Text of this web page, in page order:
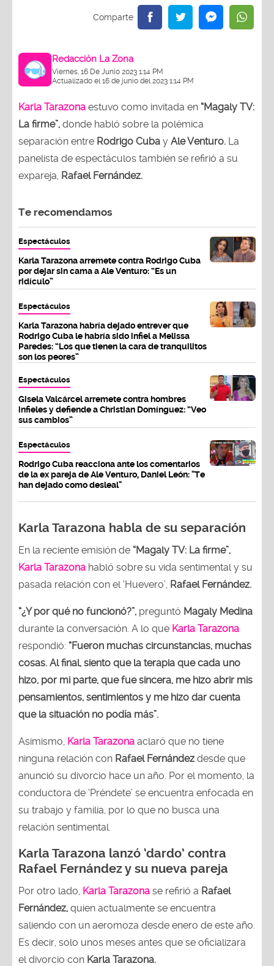
Redacción La Zona
Viernes, 16 De Junio 2023 1:14 PM
Actualizado el 16 de junio del 2023 1:14 PM
Karla Tarazona estuvo como invitada en “Magaly TV:
La firme”, donde habló sobre la polémica
separación entre Rodrigo Cuba y Ale Venturo. La
panelista de espectáculos también se refirió a su
expareja, Rafael Fernández.
Te recomendamos
Espectáculos
Karla Tarazona arremete contra Rodrigo Cuba
por dejar sin cama a Ale Venturo: “Es un
ridículo”
Espectáculos
Karla Tarazona habría dejado entrever que
Rodrigo Cuba le habría sido infiel a Melissa
Paredes: “Los que tienen la cara de tranquilitos
son los peores”
Espectáculos
Gisela Valcárcel arremete contra hombres
infieles y defiende a Christian Domínguez: “Veo
sus cambios”
Espectáculos
Rodrigo Cuba reacciona ante los comentarios
de la ex pareja de Ale Venturo, Daniel León: "Te
han dejado como desleal"
Karla Tarazona habla de su separación
En la reciente emisión de “Magaly TV: La firme”,
Karla Tarazona habló sobre su vida sentimental y su
pasada relación con el ‘Huevero’, Rafael Fernández.
“¿Y por qué no funcionó?”, preguntó Magaly Medina
durante la conversación. A lo que Karla Tarazona
respondió: “Fueron muchas circunstancias, muchas
cosas. Al final, siento que la terapia que cada uno
hizo, por mi parte, que fue sincera, me hizo abrir mis
pensamientos, sentimientos y me hizo dar cuenta
que la situación no podía más”.
Asimismo, Karla Tarazona aclaró que no tiene
ninguna relación con Rafael Fernández desde que
anunció su divorcio hace un año. Por el momento, la
conductora de ‘Préndete’ se encuentra enfocada en
su trabajo y familia, por lo que no busca una
relación sentimental.
Karla Tarazona lanzó ‘dardo’ contra
Rafael Fernández y su nueva pareja
Por otro lado, Karla Tarazona se refirió a Rafael
Fernández, quien actualmente se encuentra
saliendo con un aeromoza desde enero de este año.
Es decir, solo unos meses antes que se oficializara
el divorcio con Karla Tarazona.